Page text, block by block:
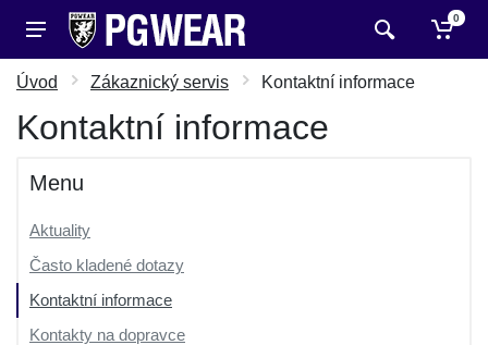
0
Úvod Zákaznický servis Kontaktní informace
Kontaktní informace
Menu
Aktuality
Často kladené dotazy
Kontaktní informace
Kontakty na dopravce